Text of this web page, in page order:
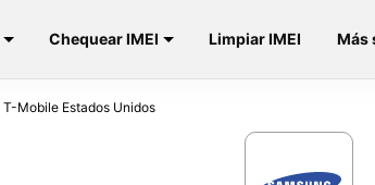
Chequear IMEI Limpiar IMEI Más
T-Mobile Estados Unidos